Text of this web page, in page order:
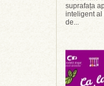
suprafața
inteligent al
de...